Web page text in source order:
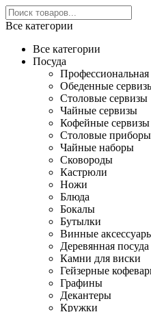
Все категории
Все категории
Посуда
Профессиональная
Обеденные
Столовые сервизы
Чайные сервизы
Кофейные сервизы
Столовые приборы
Чайные наборы
Сковороды
Кастрюли
Ножи
Блюда
Бокалы
Бутылки
Винные
Деревянная посуда
Камни для виски
Гейзерные
Графины
Декантеры
Кружки